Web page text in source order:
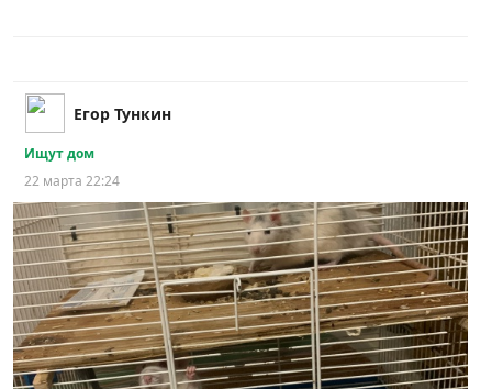
Егор Тункин
Ищут дом
22 марта 22:24